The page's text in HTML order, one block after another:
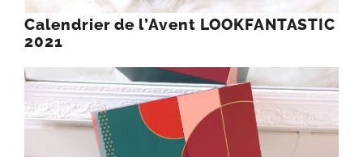
Calendrier de l’Avent LOOKFANTASTIC
2021